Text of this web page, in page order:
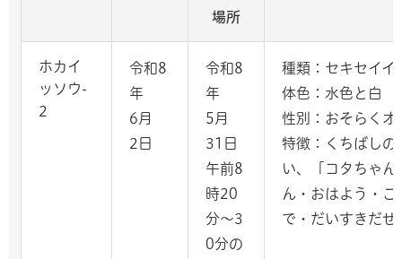
場所
ホカイ
ッソウ-
2
令和8
年
6月
2日
令和8
年
5月
31日
午前8
時20
分～3
0分の
種類：セキセイイ
体色：水色と白
性別：おそらくオ
特徴：くちばしの
い、「コタちゃん
ん・おはよう・こ
で・だいすきだぜ